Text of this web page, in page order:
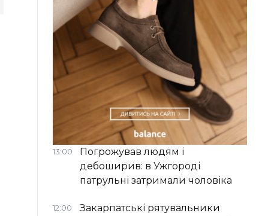
13:00
Погрожував людям і
дебоширив: в Ужгороді
патрульні затримали чоловіка
12:00
Закарпатські рятувальники